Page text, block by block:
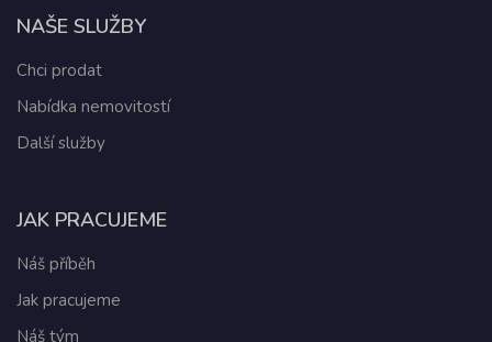
NAŠE SLUŽBY
Chci prodat
Nabídka nemovitostí
Další služby
JAK PRACUJEME
Náš příběh
Jak pracujeme
Náš tým